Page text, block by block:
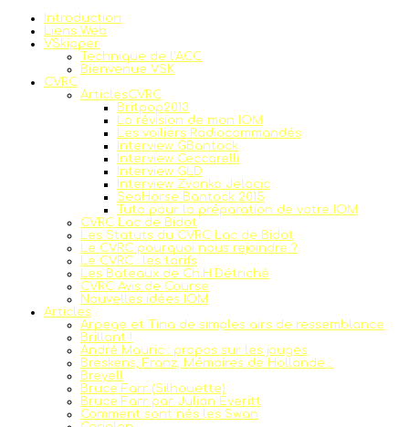
Introduction
Liens Web
VSkipper
Technique de l'ACC
Bienvenue VSK
CVRC
ArticlesCVRC
Britpop2013
La révision de mon IOM
Les voiliers Radiocommandés
Interview GBantock
Interview Ceccarelli
Interview GLD
Interview Zvonko Jelacic
SeaHorse Bantock 2015
Tuto pour la préparation de votre IOM
CVRC Lac de Bidot
Les Statuts du CVRC Lac de Bidot
Le CVRC pourquoi nous rejoindre ?
Le CVRC : les tarifs
Les Bateaux de Ch.H.Détriché
CVRC Avis de Course
Nouvelles idées IOM
Articles
Arpege et Tina de simples airs de ressemblance
Brillant !
André Mauric : propos sur les jauges
Breskens, Franz, Mémoires de Hollande...
Breyell
Bruce Farr (Silhouette)
Bruce Farr par Julian Everitt
Comment sont nés les Swan